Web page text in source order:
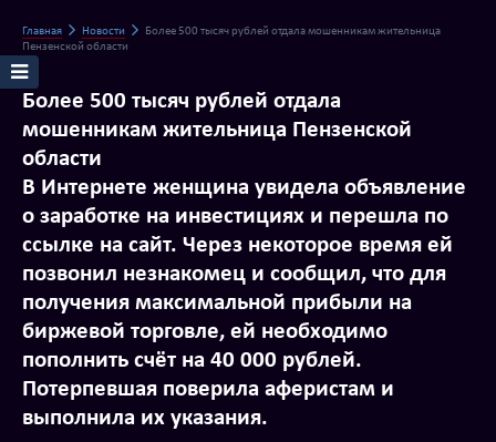
Главная Новости
Более 500 тысяч рублей отдала мошенникам жительница
Пензенской области
Более 500 тысяч рублей отдала
мошенникам жительница Пензенской
области
В Интернете женщина увидела объявление
о заработке на инвестициях и перешла по
ссылке на сайт. Через некоторое время ей
позвонил незнакомец и сообщил, что для
получения максимальной прибыли на
биржевой торговле, ей необходимо
пополнить счёт на 40 000 рублей.
Потерпевшая поверила аферистам и
выполнила их указания.